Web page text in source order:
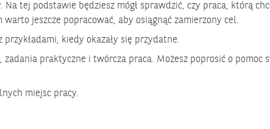
tej podstawie będziesz mógł sprawdzić, czy praca, którą
jeszcze popracować, aby osiągnąć zamierzony cel.
kiedy okazały się przydatne.
praktyczne i twórcza praca. Możesz poprosić o pomoc
miejsc pracy.